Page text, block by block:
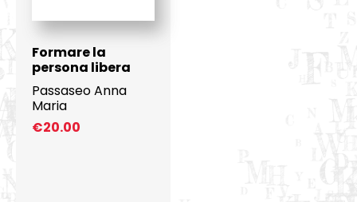
Formare la
persona libera
Passaseo Anna
Maria
€20.00